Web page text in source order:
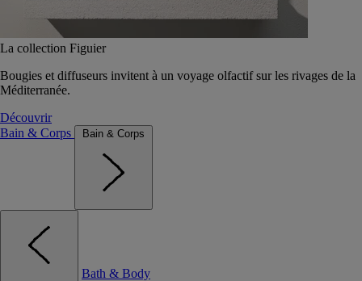
La collection Figuier
Bougies et diffuseurs invitent à un voyage olfactif sur les rivages de la
Méditerranée.
Découvrir
Bain & Corps
Bain & Corps
Bath & Body